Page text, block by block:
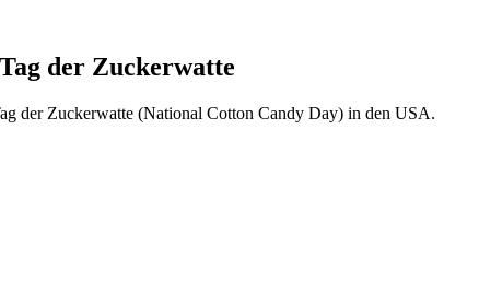
der Zuckerwatte
der Zuckerwatte (National Cotton Candy Day) in den USA.